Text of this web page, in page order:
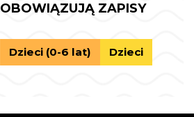
OBOWIĄZUJĄ ZAPISY
Dzieci (0-6 lat) Dzieci